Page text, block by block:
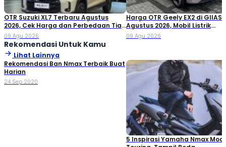
OTR Suzuki XL7 Terbaru Agustus
2026, Cek Harga dan Perbedaan Tiap
Varian
09 Agu 2026
Harga OTR Geely EX2 di GIIAS
Agustus 2026, Mobil Listrik
Penantang BYD Atto 1
09 Agu 2026
Rekomendasi Untuk Kamu
Lihat Lainnya
Rekomendasi Ban Nmax Terbaik Buat
Harian
24 Sep 2020
5 Inspirasi Yamaha Nmax